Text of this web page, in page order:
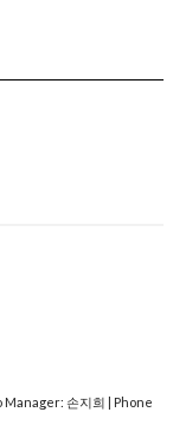
Manager: 손지희 | Phone